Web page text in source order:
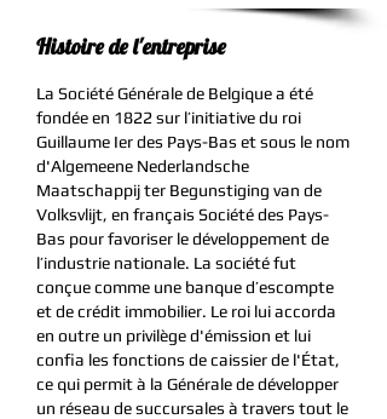
Histoire de l'entreprise
La Société Générale de Belgique a été
fondée en 1822 sur l’initiative du roi
Guillaume Ier des Pays-Bas et sous le nom
d'Algemeene Nederlandsche
Maatschappij ter Begunstiging van de
Volksvlijt, en français Société des Pays-
Bas pour favoriser le développement de
l’industrie nationale. La société fut
conçue comme une banque d’escompte
et de crédit immobilier. Le roi lui accorda
en outre un privilège d'émission et lui
confia les fonctions de caissier de l'État,
ce qui permit à la Générale de développer
un réseau de succursales à travers tout le